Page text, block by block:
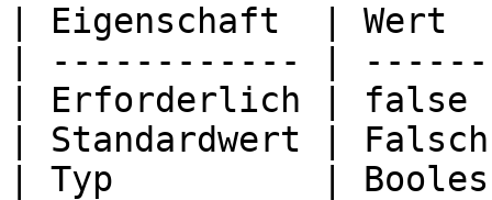
| Eigenschaft  |
| ------------ |
| Erforderlich |
| Standardwert |
| Typ          |